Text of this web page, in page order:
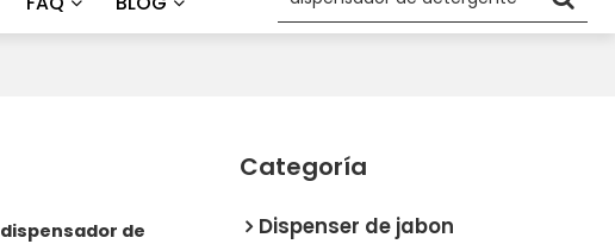
dispensador de
Categoría
Dispenser de jabon